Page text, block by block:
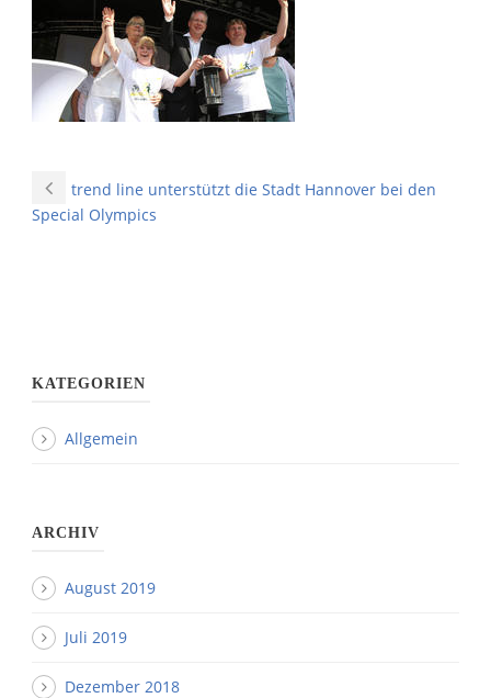
trend line unterstützt die Stadt Hannover bei den
Special Olympics
KATEGORIEN
Allgemein
ARCHIV
August 2019
Juli 2019
Dezember 2018